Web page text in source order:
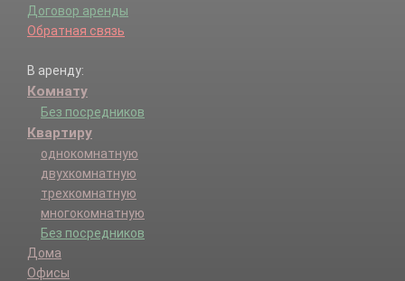
Договор аренды
Обратная связь
В аренду:
Комнату
Без посредников
Квартиру
однокомнатную
двухкомнатную
трехкомнатную
многокомнатную
Без посредников
Дома
Офисы